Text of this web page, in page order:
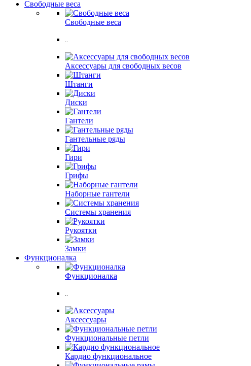
Свободные веса
Свободные веса
..
Аксессуары для свободных весов
Штанги
Диски
Гантели
Гантельные ряды
Гири
Грифы
Наборные гантели
Системы хранения
Рукоятки
Замки
Функционалка
Функционалка
..
Аксессуары
Функциональные петли
Кардио функциональное